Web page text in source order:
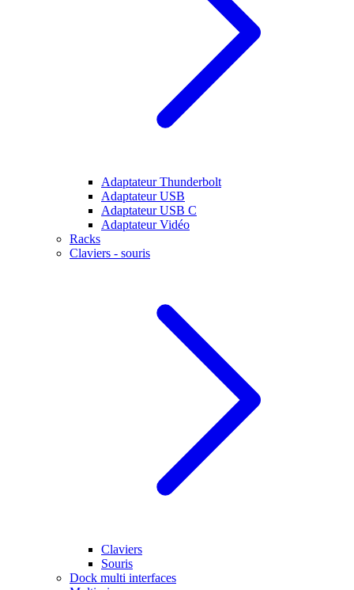
Adaptateur Thunderbolt
Adaptateur USB
Adaptateur USB C
Adaptateur Vidéo
Racks
Claviers - souris
Claviers
Souris
Dock multi interfaces